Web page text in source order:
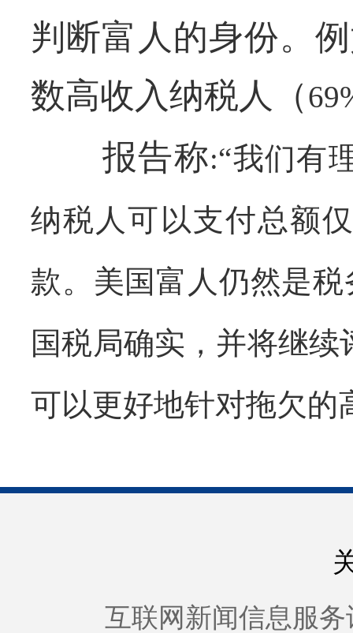
判断富人的身份。
数高收入纳税人（
报告称:“我们有
纳税人可以支付总额
款。美国富人仍然是税
国税局确实，并将继
可以更好地针对拖欠的
互联网新闻信息服务